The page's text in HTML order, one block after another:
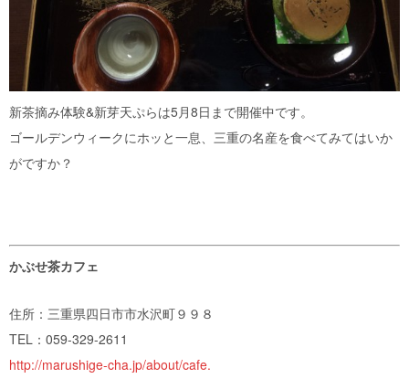
新茶摘み体験&新芽天ぷらは5月8日まで開催中です。
ゴールデンウィークにホッと一息、三重の名産を食べてみてはいか
がですか？
かぶせ茶カフェ
住所：三重県四日市市水沢町９９８
TEL：059-329-2611
http://marushige-cha.jp/about/cafe.